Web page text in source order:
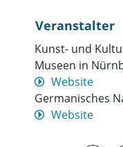
Veranstalter
Kunst- und
Museen in
Website
Germanisches
Website